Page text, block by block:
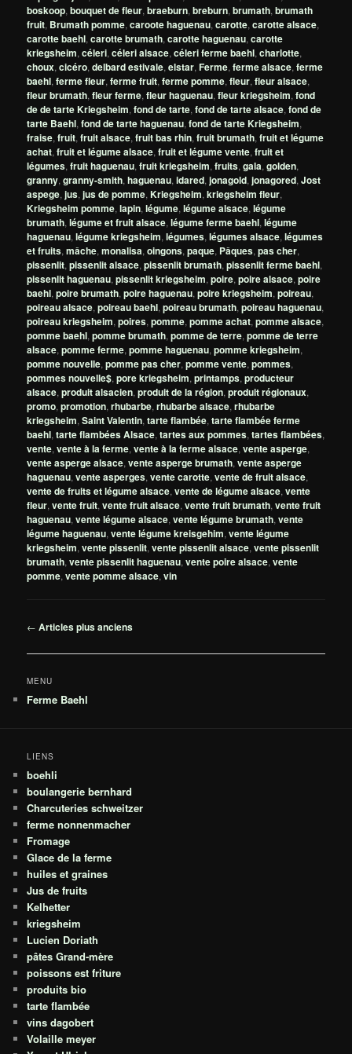
boskoop,bouquet de fleur,braeburn,breburn,brumath,brumath
fruit, Brumath pomme,caroote haguenau,carotte,carotte alsace,
carotte baehl,carotte brumath,carotte haguenau,carotte
kriegsheim,céleri,céleri alsace,céleri ferme baehl,charlotte,
choux,cicéro,delbard estivale,elstar,Ferme,ferme alsace,ferme
baehl,ferme fleur,ferme fruit,ferme pomme,fleur,fleur alsace,
fleur brumath,fleur ferme,fleur haguenau,fleur kriegsheim,fond
de de tarte Kriegsheim,fond de tarte,fond de tarte alsace,fond de
tarte Baehl,fond de tarte haguenau,fond de tarte Kriegsheim,
fraise,fruit,fruit alsace,fruit bas rhin,fruit brumath,fruit et légume
achat,fruit et légume alsace,fruit et légume vente,fruit et
légumes,fruit haguenau,fruit kriegsheim,fruits,gala,golden,
granny,granny-smith,haguenau,idared,jonagold,jonagored,Jost
aspege,jus,jus de pomme,Kriegsheim,kriegsheim fleur,
Kriegsheim pomme,lapin,légume,légume alsace,légume
brumath,légume et fruit alsace,légume ferme baehl,légume
haguenau,légume kriegsheim,légumes,légumes alsace,légumes
et fruits,mâche,monalisa,oingons,paque, Pâques,pas cher,
pissenlit,pissenlit alsace,pissenlit brumath,pissenlit ferme baehl,
pissenlit haguenau,pissenlit kriegsheim,poire,poire alsace,poire
baehl,poire brumath,poire haguenau,poire kriegsheim,poireau,
poireau alsace,poireau baehl,poireau brumath,poireau haguenau,
poireau kriegsheim,poires,pomme,pomme achat,pomme alsace,
pomme baehl,pomme brumath,pomme de terre,pomme de terre
alsace,pomme ferme,pomme haguenau,pomme kriegsheim,
pomme nouvelle,pomme pas cher,pomme vente,pommes,
pommes nouvelle$,pore kriegsheim,printamps,producteur
alsace,produit alsacien,produit de la région,produit régionaux,
promo,promotion,rhubarbe,rhubarbe alsace,rhubarbe
kriegsheim,Saint Valentin,tarte flambée,tarte flambée ferme
baehl,tarte flambées Alsace,tartes aux pommes,tartes flambées,
vente,vente à la ferme,vente à la ferme alsace,vente asperge,
vente asperge alsace,vente asperge brumath,vente asperge
haguenau,vente asperges,vente carotte,vente de fruit alsace,
vente de fruits et légume alsace,vente de légume alsace,vente
fleur,vente fruit,vente fruit alsace,vente fruit brumath,vente fruit
haguenau,vente légume alsace,vente légume brumath,vente
légume haguenau,vente légume kreisgehim,vente légume
kriegsheim,vente pissenlit,vente pissenlit alsace,vente pissenlit
brumath,vente pissenlit haguenau,vente poire alsace,vente
pomme,vente pomme alsace,vin
Navigation
articles
← Articles plus anciens
MENU
Ferme Baehl
LIENS
boehli
boulangerie bernhard
Charcuteries schweitzer
ferme nonnenmacher
Fromage
Glace de la ferme
huiles et graines
Jus de fruits
Kelhetter
kriegsheim
Lucien Doriath
pâtes Grand-mère
poissons est friture
produits bio
tarte flambée
vins dagobert
Volaille meyer